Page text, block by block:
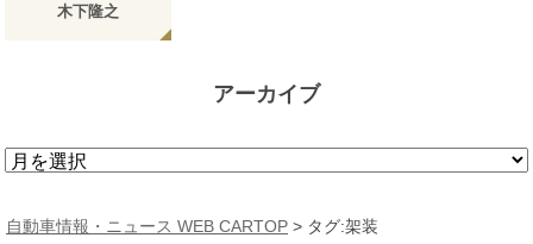
木下隆之
アーカイブ
ア
カ
自動車情報・ニュース WEB CARTOP > タグ:架装